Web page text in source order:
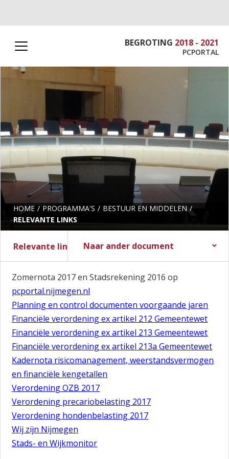
BEGROTING 2018 - 2021
PCPORTAL
HOME PROGRAMMA'S
BESTUUR EN MIDDELEN
RELEVANTE LINKS
Naar ander document
Stadsbegroting 2017
Zomernota 2017
Slotwijziging 2016
Stadsrekening 2016
Stads- en Wijkmonitor
Relevante links
Zomernota 2017 en Stadsrekening 2016 op
pcportal.nijmegen.nl
Planning en control documenten voorgaande jaren
Financiële verordening ex artikel 212 Gemeentewet
Financiële verordening ex artikel 213 Gemeentewet
Financiële verordening ex artikel 213a Gemeentewet
Kadernota risicomanagement, weerstandsvermogen
en financiële kengetallen
Verordening OZB 2017
Verordening precariobelasting 2017
Verordening hondenbelasting 2017
Wij zijn Nijmegen
Stads- en Wijkmonitor